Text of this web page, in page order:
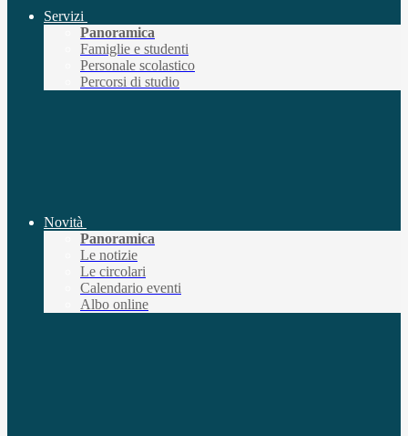
Servizi
Panoramica
Famiglie e studenti
Personale scolastico
Percorsi di studio
Novità
Panoramica
Le notizie
Le circolari
Calendario eventi
Albo online